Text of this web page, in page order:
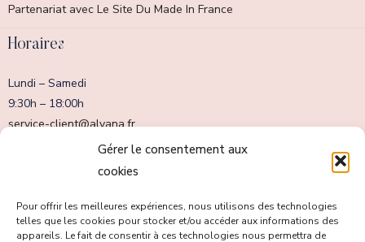
Gérer le consentement aux
cookies
Pour offrir les meilleures expériences, nous utilisons des technologies
telles que les cookies pour stocker et/ou accéder aux informations des
appareils. Le fait de consentir à ces technologies nous permettra de
Partenariat avec Le Site Du Made In France
Horaires
Lundi – Samedi
9:30h – 18:00h
service-client@alvana.fr